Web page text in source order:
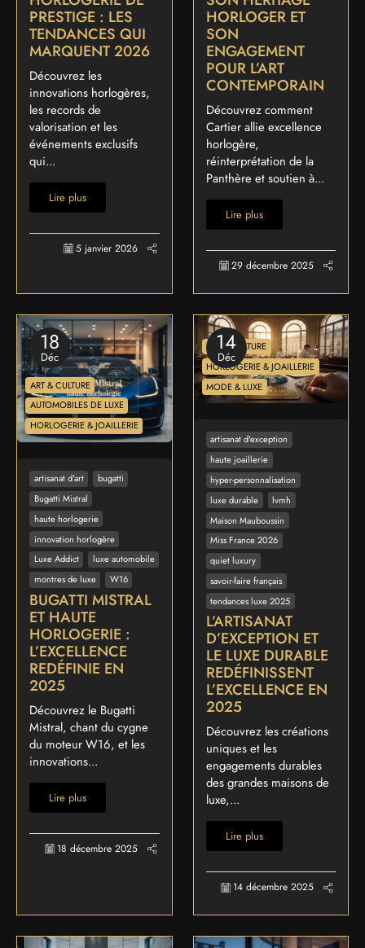
PRESTIGE : LES
TENDANCES QUI
MARQUENT 2026
Découvrez les
innovations horlogères,
les records de
valorisation et les
événements exclusifs
qui...
Lire plus
5 janvier 2026
HORLOGER ET
SON
ENGAGEMENT
POUR L’ART
CONTEMPORAIN
Découvrez comment
Cartier allie excellence
horlogère,
réinterprétation de la
Panthère et soutien à...
Lire plus
29 décembre 2025
18
Déc
ART & CULTURE
AUTOMOBILES DE LUXE
HORLOGERIE & JOAILLERIE
artisanat d'art
bugatti
Bugatti Mistral
haute horlogerie
innovation horlogère
Luxe Addict
luxe automobile
montres de luxe
W16
BUGATTI MISTRAL
ET HAUTE
HORLOGERIE :
L’EXCELLENCE
REDÉFINIE EN
2025
Découvrez le Bugatti
Mistral, chant du cygne
du moteur W16, et les
innovations...
Lire plus
18 décembre 2025
14
Déc
ART & CULTURE
HORLOGERIE & JOAILLERIE
MODE & LUXE
artisanat d'exception
haute joaillerie
hyper-personnalisation
luxe durable
lvmh
Maison Mauboussin
Miss France 2026
quiet luxury
savoir-faire français
tendances luxe 2025
L’ARTISANAT
D’EXCEPTION ET
LE LUXE DURABLE
REDÉFINISSENT
L’EXCELLENCE EN
2025
Découvrez les créations
uniques et les
engagements durables
des grandes maisons de
luxe,...
Lire plus
14 décembre 2025